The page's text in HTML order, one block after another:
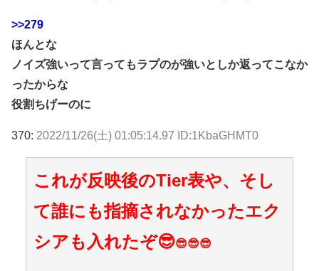
>>279
ほんとな
ノイズ強いって言ってもラプのが強いとしか返ってこなか
ったからな
役割ちげーのに
370: 2022/11/26(土) 01:05:14.97 ID:1KbaGHMT0
これが反映後のTier表や、そし
て誰にも指摘されなかったエク
シアも入れたぞ😎😎😎😎